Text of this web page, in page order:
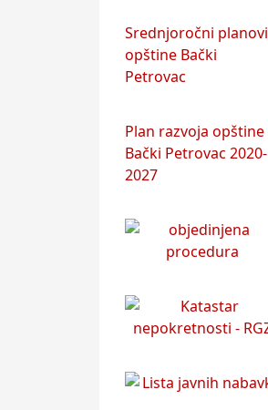
Srednjoročni planovi
opštine Bački
Petrovac
Plan razvoja opštine
Bački Petrovac 2020-
2027